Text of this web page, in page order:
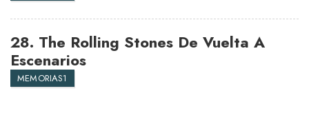
28. The Rolling Stones De Vuelta A
Escenarios
MEMORIAS1